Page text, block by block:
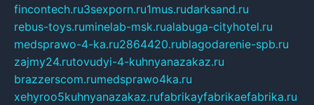
fincontech.ru3sexporn.ru1mus.rudarksand.ru
rebus-toys.ruminelab-msk.rualabuga-cityhotel.ru
medsprawo-4-ka.ru2864420.rublagodarenie-spb.ru
zajmy24.rutovudyi-4-kuhnyanazakaz.ru
brazzerscom.rumedsprawo4ka.ru
xehyroo5kuhnyanazakaz.rufabrikayfabrikaefabrika.ru